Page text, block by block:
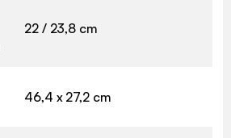
22 / 23,8 cm
46,4 x 27,2 cm